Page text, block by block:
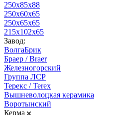
250х85х88
250х60х65
250х65х65
215х102х65
Завод:
ВолгаБрик
Браер / Braer
Железногорский
Группа ЛСР
Терекс / Terex
Вышневолоцкая керамика
Воротынский
Керма